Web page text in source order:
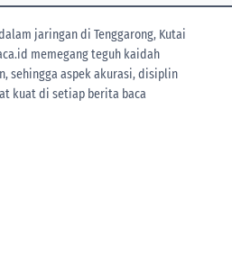
jaringan di Tenggarong, Kutai
memegang teguh kaidah
sehingga aspek akurasi, disiplin
kuat di setiap berita baca